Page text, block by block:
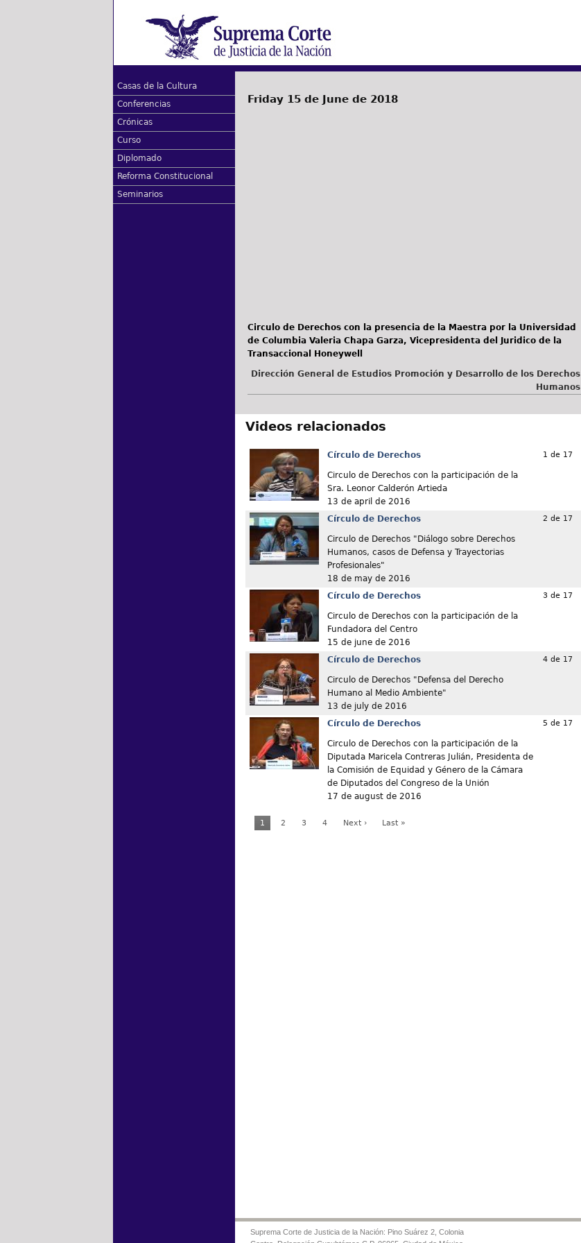
Casas de la Cultura
Conferencias
Crónicas
Curso
Diplomado
Reforma Constitucional
Seminarios
Friday 15 de June de 2018
Circulo de Derechos con la presencia de la Maestra por la Universidad
de Columbia Valeria Chapa Garza, Vicepresidenta del Juridico de la
Transaccional Honeywell
Dirección General de Estudios Promoción y Desarrollo de los Derechos
Humanos
Videos relacionados
Círculo de Derechos
Circulo de Derechos con la participación de la
Sra. Leonor Calderón Artieda
13 de april de 2016
1 de 17
Círculo de Derechos
Circulo de Derechos "Diálogo sobre Derechos
Humanos, casos de Defensa y Trayectorias
Profesionales"
18 de may de 2016
2 de 17
Círculo de Derechos
Circulo de Derechos con la participación de la
Fundadora del Centro
15 de june de 2016
3 de 17
Círculo de Derechos
Circulo de Derechos "Defensa del Derecho
Humano al Medio Ambiente"
13 de july de 2016
4 de 17
Círculo de Derechos
Circulo de Derechos con la participación de la
Diputada Maricela Contreras Julián, Presidenta de
la Comisión de Equidad y Género de la Cámara
de Diputados del Congreso de la Unión
17 de august de 2016
5 de 17
1 2 3 4 Next › Last »
Suprema Corte de Justicia de la Nación: Pino Suárez 2, Colonia